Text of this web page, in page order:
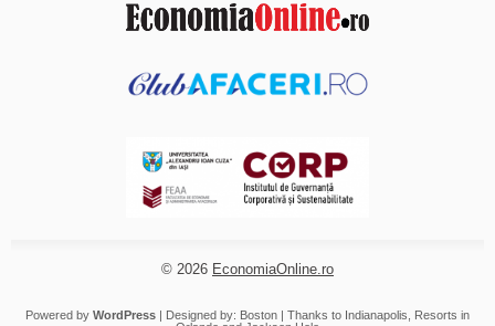
© 2026 EconomiaOnline.ro
Powered by WordPress | Designed by: Boston | Thanks to Indianapolis
Resorts in